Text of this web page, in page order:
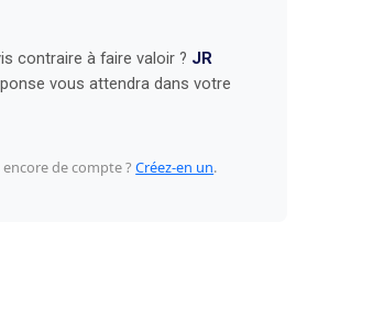
contraire à faire valoir ? JR
vous attendra dans votre
encore de compte ?Créez-en un.